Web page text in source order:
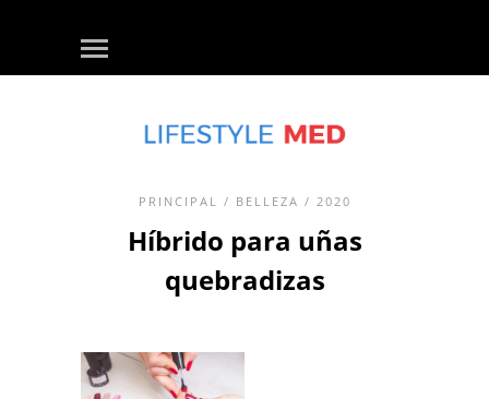
PRINCIPAL / BELLEZA / 2020
Híbrido para uñas
quebradizas